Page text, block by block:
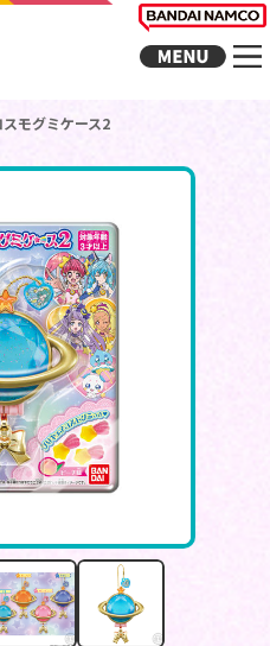
モグミケース2